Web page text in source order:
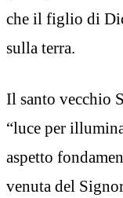
che il figlio di
sulla terra.
Il santo vecchio
“luce per
aspetto
venuta del